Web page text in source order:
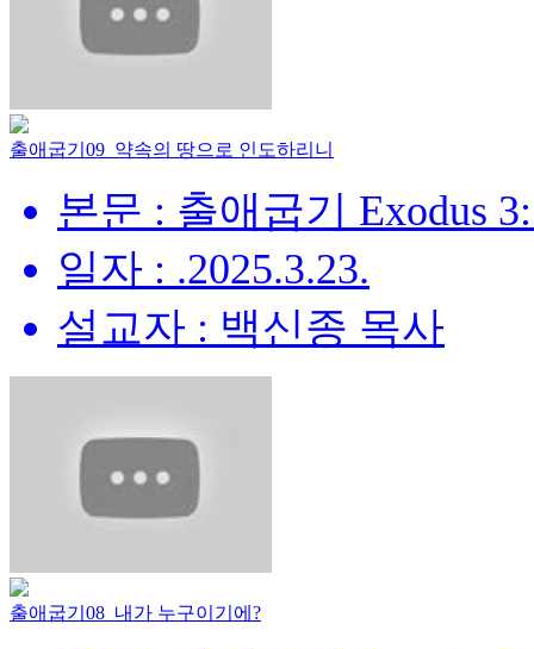
출애굽기09_약속의 땅으로 인도하리니
본문 : 출애굽기 Exodus
일자 : .2025.3.23.
설교자 : 백신종 목사
출애굽기08_내가 누구이기에?